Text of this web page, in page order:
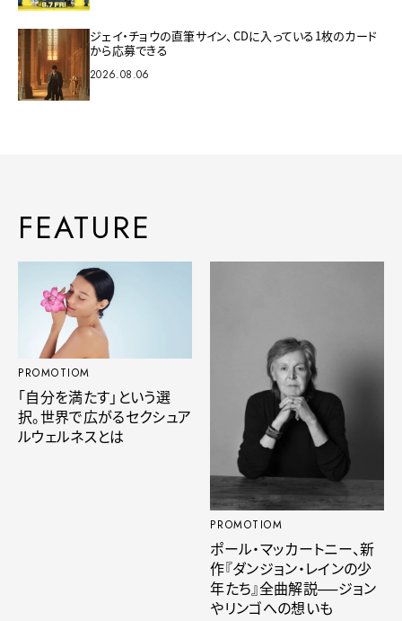
ジェイ・チョウの直筆サイン、CDに入っている1枚のカード
から応募できる
2026.08.06
FEATURE
PROMOTIOM
「自分を満たす」という選
択。世界で広がるセクシュア
ルウェルネスとは
PROMOTIOM
ポール・マッカートニー、新
作『ダンジョン・レインの少
年たち』全曲解説──ジョン
やリンゴへの想いも